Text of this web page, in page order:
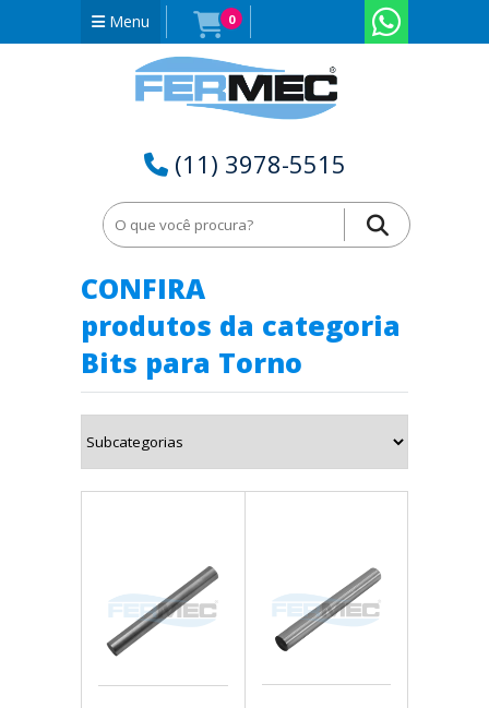
Menu 0
(11) 3978-5515
CONFIRA
produtos da categoria
Bits para Torno